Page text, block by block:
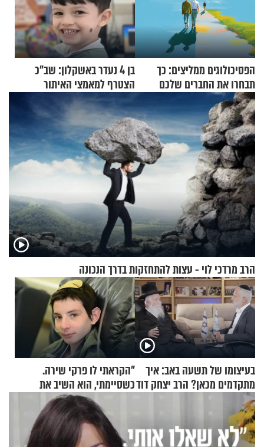
הפסיכולוגים ממליצים: כך
תבחרו את החברים שלכם
בחיים
בן 4 נעדר באשקלון: שב"כ
הצטרף למאמצי האיתור
הרב מרדכי לוי - עצות להתחזקות בדרך הנכונה
בעיצומו של תשעה באב: איך
מתקדמים מכאן? הרב יצחק דוד
גרוסמן בשיחה מיוחדת
"הקראתי לו פרקי שירה.
כשסיימתי, הוא השיב את
נשמתו לבורא"